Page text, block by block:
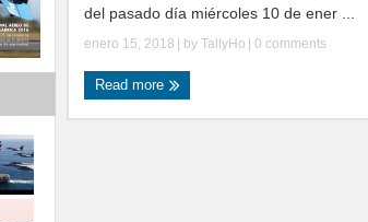
del pasado día miércoles 10 de ener ...
enero 15, 2018 | by TallyHo 0 comments
Read more